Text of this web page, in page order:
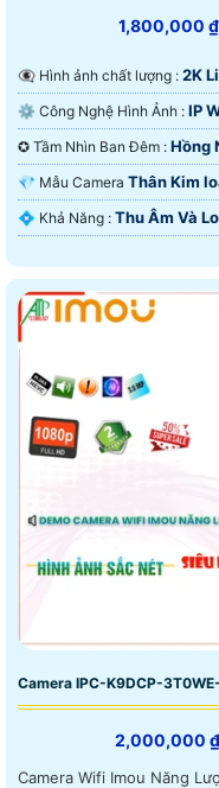
1,800,000 ₫
👁️‍🗨 Hình ảnh chất lượng : 2K
⚙ Công Nghệ Hình Ảnh : IP
✪ Tầm Nhìn Ban Đêm : Hồng
💎 Mẫu Camera Thân Kim
️💠 Khả Năng : Thu Âm Và
Camera IPC-K9DCP-
2,000,000 ₫
Camera Wifi Imou Năng